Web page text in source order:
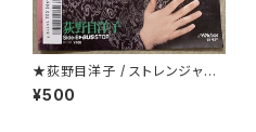
★荻野目洋子 / ストレンジャーt
onight
¥500